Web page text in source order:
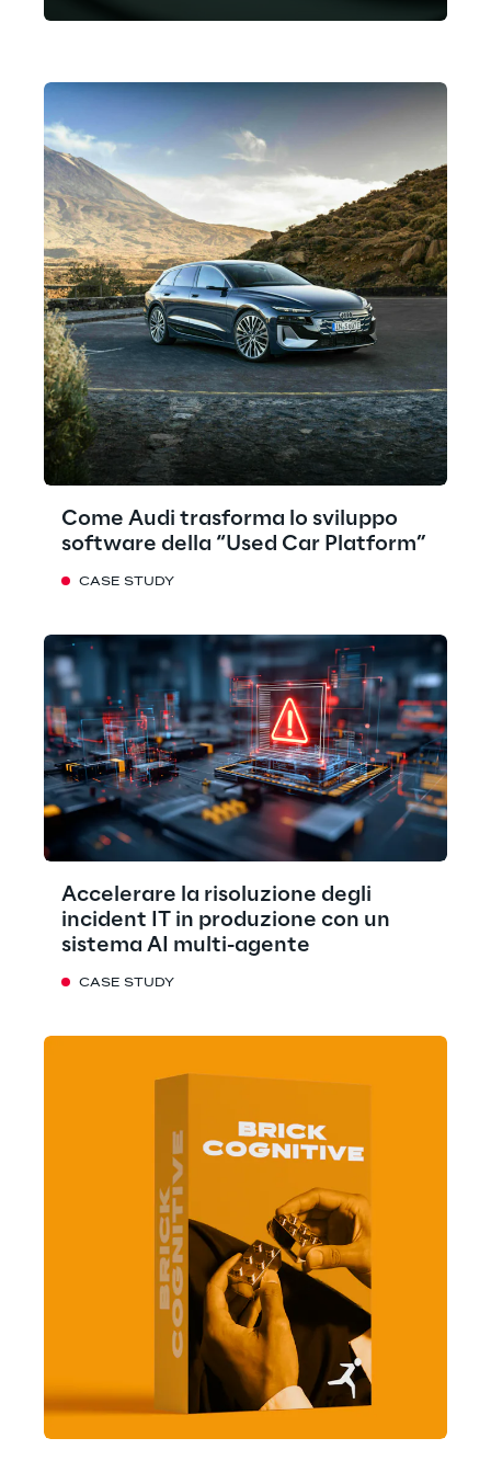
Come Audi trasforma lo sviluppo
software della “Used Car Platform”
CASE STUDY
Accelerare la risoluzione degli
incident IT in produzione con un
sistema AI multi-agente
CASE STUDY